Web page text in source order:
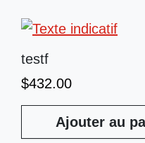
testf
$432.00
Ajouter au